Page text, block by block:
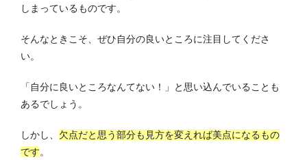
しまっているものです。
そんなときこそ、ぜひ自分の良いところに注目してくださ
い。
「自分に良いところなんてない！」と思い込んでいることも
あるでしょう。
しかし、 欠点だと思う部分も見方を変えれば美点になるもの
です。